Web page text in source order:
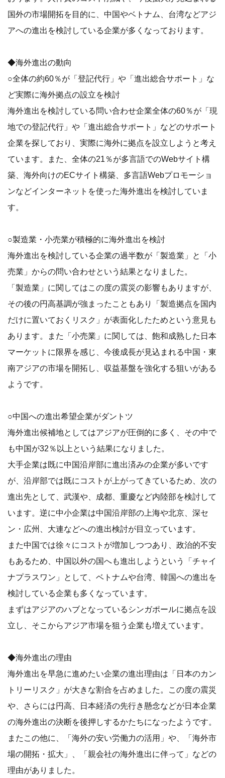
国外の市場開拓を目的に、中国やベトナム、台湾などアジ
アへの進出を検討している企業が多くなっております。
◆海外進出の動向
○全体の約60％が「登記代行」や「進出総合サポート」な
ど実際に海外拠点の設立を検討
海外進出を検討している問い合わせ企業全体の60％が「現
地での登記代行」や「進出総合サポート」などのサポート
企業を探しており、実際に海外に拠点を設立しようと考え
ています。また、全体の21％が多言語でのWebサイト構
築、海外向けのECサイト構築、多言語Webプロモーショ
ンなどインターネットを使った海外進出を検討していま
す。
○製造業・小売業が積極的に海外進出を検討
海外進出を検討している企業の過半数が「製造業」と「小
売業」からの問い合わせという結果となりました。
「製造業」に関してはこの度の震災の影響もありますが、
その後の円高基調が強まったこともあり「製造拠点を国内
だけに置いておくリスク」が表面化したためという意見も
あります。また「小売業」に関しては、飽和成熟した日本
マーケットに限界を感じ、今後成長が見込まれる中国・東
南アジアの市場を開拓し、収益基盤を強化する狙いがある
ようです。
○中国への進出希望企業がダントツ
海外進出候補地としてはアジアが圧倒的に多く、その中で
も中国が32％以上という結果になりました。
大手企業は既に中国沿岸部に進出済みの企業が多いです
が、沿岸部では既にコストが上がってきているため、次の
進出先として、武漢や、成都、重慶など内陸部を検討して
います。逆に中小企業は中国沿岸部の上海や北京、深セ
ン・広州、大連などへの進出検討が目立っています。
また中国では徐々にコストが増加しつつあり、政治的不安
もあるため、中国以外の国へも進出しようという「チャイ
ナプラスワン」として、ベトナムや台湾、韓国への進出を
検討している企業も多くなっています。
まずはアジアのハブとなっているシンガポールに拠点を設
立し、そこからアジア市場を狙う企業も増えています。
◆海外進出の理由
海外進出を早急に進めたい企業の進出理由は「日本のカン
トリーリスク」が大きな割合を占めました。この度の震災
や、さらには円高、日本経済の先行き懸念などが日本企業
の海外進出の決断を後押しするかたちになったようです。
またこの他に、「海外の安い労働力の活用」や、「海外市
場の開拓・拡大」、「親会社の海外進出に伴って」などの
理由がありました。